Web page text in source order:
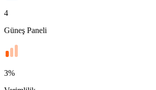
4
Güneş Paneli
3%